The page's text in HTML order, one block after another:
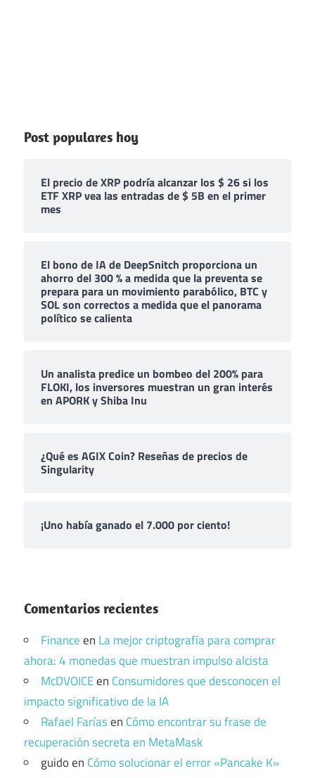
Post populares hoy
El precio de XRP podría alcanzar los $ 26 si los
ETF XRP vea las entradas de $ 5B en el primer
mes
El bono de IA de DeepSnitch proporciona un
ahorro del 300 % a medida que la preventa se
prepara para un movimiento parabólico, BTC y
SOL son correctos a medida que el panorama
político se calienta
Un analista predice un bombeo del 200% para
FLOKI, los inversores muestran un gran interés
en APORK y Shiba Inu
¿Qué es AGIX Coin? Reseñas de precios de
Singularity
¡Uno había ganado el 7.000 por ciento!
Comentarios recientes
Financeen La mejor criptografía para comprar
ahora: 4 monedas que muestran impulso alcista
McDVOICEen Consumidores que desconocen el
impacto significativo de la IA
Rafael Faríasen Cómo encontrar su frase de
recuperación secreta en MetaMask
guidoen Cómo solucionar el error «Pancake K»